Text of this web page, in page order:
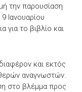
την παρουσίαση
Ιανουαρίου
για το βιβλίο και
και εκτός
αναγνωστών.
στο βλέμμα προς